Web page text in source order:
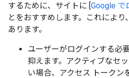
するために、サイトに [Google で
とをおすすめします。これによ
あります。
ユーザーがログインする必
抑えます。アクティブなセ
い場合、アクセス トークン